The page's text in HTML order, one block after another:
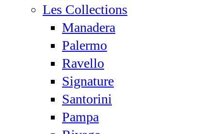
Les Collections
Manadera
Palermo
Ravello
Signature
Santorini
Pampa